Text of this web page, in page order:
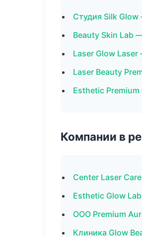
Студия Silk Glow
Beauty Skin Lab
Laser Glow
Laser Beauty
Esthetic
Компании в
Center Laser
Esthetic Glow
ООО Premium
Клиника Glow